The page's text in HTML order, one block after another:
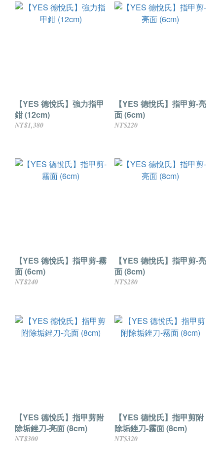
【YES 德悅氏】強力指甲
鉗 (12cm)
NT$1,380
【YES 德悅氏】指甲剪-亮
面 (6cm)
NT$220
【YES 德悅氏】指甲剪-霧
面 (6cm)
NT$240
【YES 德悅氏】指甲剪-亮
面 (8cm)
NT$280
【YES 德悅氏】指甲剪附
除垢銼刀-亮面 (8cm)
NT$300
【YES 德悅氏】指甲剪附
除垢銼刀-霧面 (8cm)
NT$320